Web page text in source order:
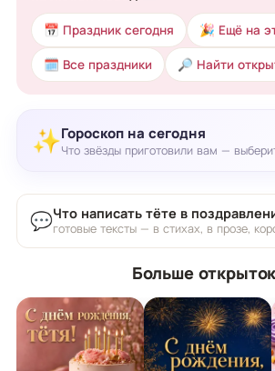
📅 Праздник сегодня 🎉 Ещё на
🗓 Все праздники 🔎 Найти
✨Гороскоп на сегодня
Что звёзды приготовили вам —
💬Что написать тёте в
готовые тексты — в стихах, в прозе,
Больше открыток